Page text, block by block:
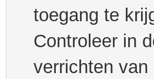
toegang te
Controleer in
verrichten